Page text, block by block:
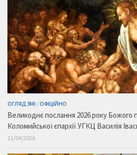
ОГЛЯД ЗМІ / ОФІЦІЙНО
Великоднє послання 2026 року Божого
Коломийської єпархії УГКЦ Василія
11/04/2026